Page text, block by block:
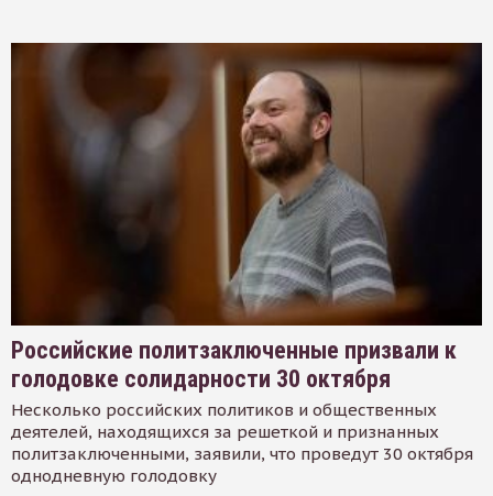
Российские политзаключенные призвали к
голодовке солидарности 30 октября
Несколько российских политиков и общественных
деятелей, находящихся за решеткой и признанных
политзаключенными, заявили, что проведут 30 октября
однодневную голодовку